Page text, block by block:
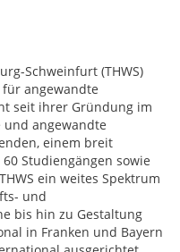
Schweinfurt (THWS)
angewandte
seit ihrer Gründung im
und angewandte
einem breit
Studiengängen sowie
ein weites Spektrum
und
bis hin zu Gestaltung
in Franken und Bayern